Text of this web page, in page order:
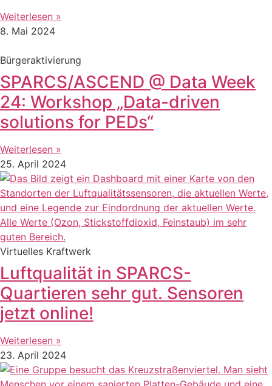
Weiterlesen »
8. Mai 2024
Bürgeraktivierung
SPARCS/ASCEND @ Data Week
24: Workshop „Data-driven
solutions for PEDs“
Weiterlesen »
25. April 2024
Virtuelles Kraftwerk
Luftqualität in SPARCS-
Quartieren sehr gut. Sensoren
jetzt online!
Weiterlesen »
23. April 2024